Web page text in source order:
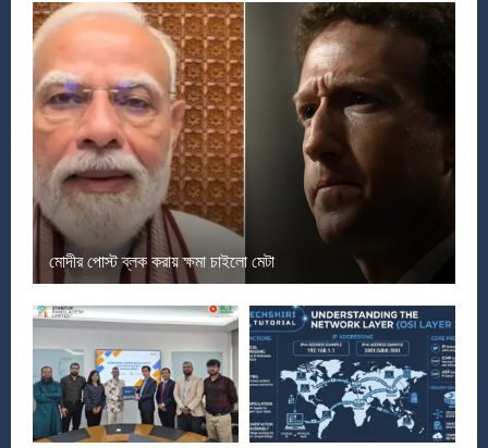
মোদীর পোস্ট ব্লক করায় ক্ষমা চাইলো মেটা